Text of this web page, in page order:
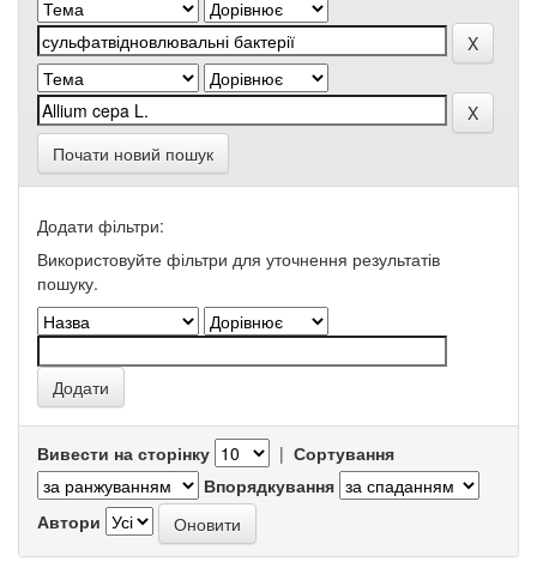
Почати новий пошук
Додати фільтри:
Використовуйте фільтри для уточнення результатів
пошуку.
Вивести на сторінку | Сортування
Впорядкування
Автори